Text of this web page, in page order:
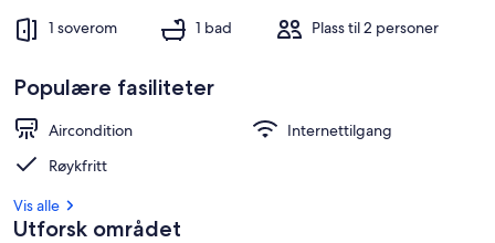
1 soverom 1 bad Plass til 2 personer
Populære fasiliteter
Aircondition
Internettilgang
Røykfritt
Vis alle
Utforsk området